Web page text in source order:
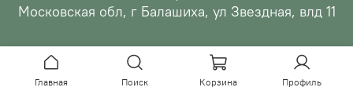
Московская обл, г Балашиха, ул Звездная, влд 11
© ООО "МЕМОРИА", 2026
Главная Поиск Корзина Профиль